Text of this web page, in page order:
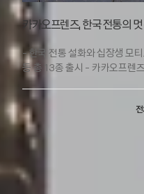
필요한 정보를 제공하는 플랫
확대해 나가겠다"고 말했다. [
상단의 ‘ChatGPT’ 칩을 통해
사진을 ChatGPT 이미지 2.0
선보인다. 채팅방에서 이미지
만들기’를 눌러 ‘애니 스타일’,
템플릿을 바로 적용하면 된다.
중 공유한 이미지를 만화, 일러
있는 것이 특징으로, 해당 기능
통해서도 사용 가능하다. 오픈
채팅방을 벗어나지 않고 각종
했다. 방장이 오픈채팅방에서
질문하고 대화를 이어갈 수 있
후 24시간 이내 메시지를 삭제
카카오프렌즈, 한국 전통의
- 한국 전통 설화와 십장생 모
등 총 13종 출시 - 카카오프렌
등에서 판매 - ‘십장생 속 숨은
선보여 [2026-07-10] 카카오
카카오프렌즈가 한국 전통의
테마 ‘옛날옛춘’을 공개하고,
콘텐츠를 선보인다. 이번 테마
무병장수를 기원하기 위해 십
벌이는 콘셉트로 구성됐다. 떡
프렌즈들의 모습을 한국적인